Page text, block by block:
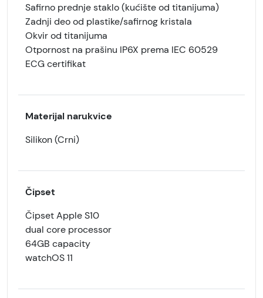
Safirno prednje staklo (kućište od titanijuma)
Zadnji deo od plastike/safirnog kristala
Okvir od titanijuma
Otpornost na prašinu IP6X prema IEC 60529
ECG certifikat
Materijal narukvice
Silikon (Crni)
Čipset
Čipset Apple S10
dual core processor
64GB capacity
watchOS 11